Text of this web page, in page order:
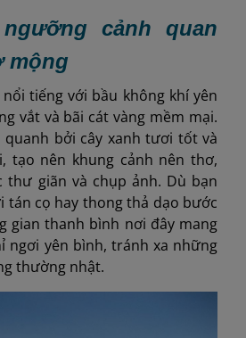
cảnh quan
mộng
tiếng với bầu không khí yên
vắt và bãi cát vàng mềm mại.
quanh bởi cây xanh tươi tốt và
tạo nên khung cảnh nên thơ,
thư giãn và chụp ảnh. Dù bạn
tán cọ hay thong thả dạo bước
gian thanh bình nơi đây mang
ngơi yên bình, tránh xa những
thường nhật.